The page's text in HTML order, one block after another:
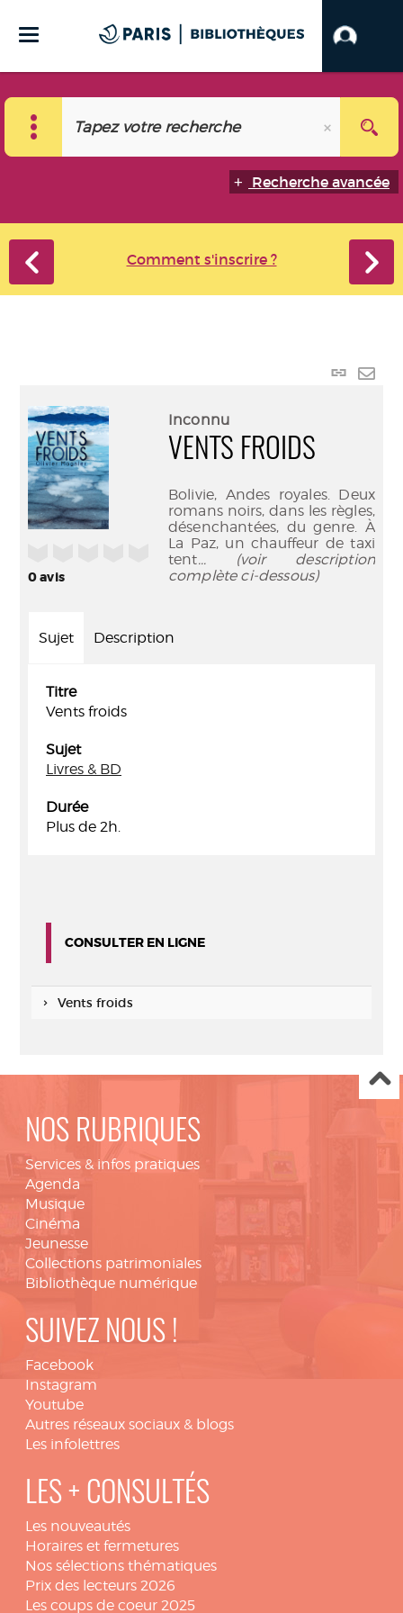
Recherche avancée
Comment s'inscrire ?
Lien
0avis
Inconnu
VENTS FROIDS
Bolivie, Andes royales. Deux
romans noirs, dans les règles,
désenchantées, du genre. À
La Paz, un chauffeur de taxi
tent... (voir description
complète ci-dessous)
Sujet Description
Titre
Vents froids
Sujet
Livres & BD
Durée
Plus de 2h.
CONSULTER EN LIGNE
Vents froids
NOS RUBRIQUES
Services & infos pratiques
Agenda
Musique
Cinéma
Jeunesse
Collections patrimoniales
Bibliothèque numérique
SUIVEZ NOUS !
Facebook
Instagram
Youtube
Autres réseaux sociaux & blogs
Les infolettres
LES + CONSULTÉS
Les nouveautés
Horaires et fermetures
Nos sélections thématiques
Prix des lecteurs 2026
Les coups de coeur 2025